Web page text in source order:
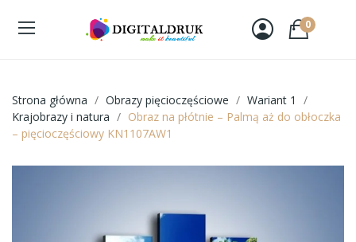
0
Strona główna Obrazy pięcioczęściowe
Wariant 1
Krajobrazy i natura
Obraz na płótnie – Palmą aż do obłoczka
– pięcioczęściowy KN1107AW1